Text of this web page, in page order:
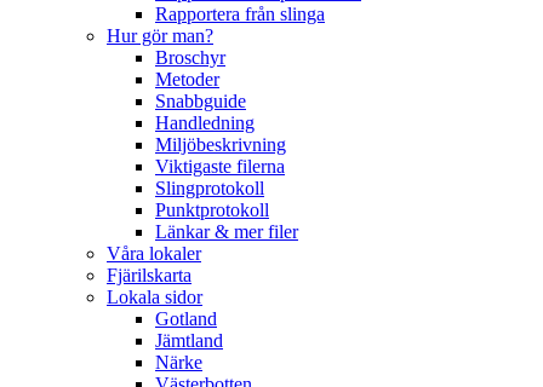
Rapportera från slinga
Hur gör man?
Broschyr
Metoder
Snabbguide
Handledning
Miljöbeskrivning
Viktigaste filerna
Slingprotokoll
Punktprotokoll
Länkar & mer filer
Våra lokaler
Fjärilskarta
Lokala sidor
Gotland
Jämtland
Närke